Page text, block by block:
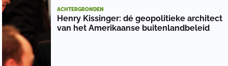
ACHTERGRONDEN
Henry Kissinger: dé geopolitieke architect
van het Amerikaanse buitenlandbeleid